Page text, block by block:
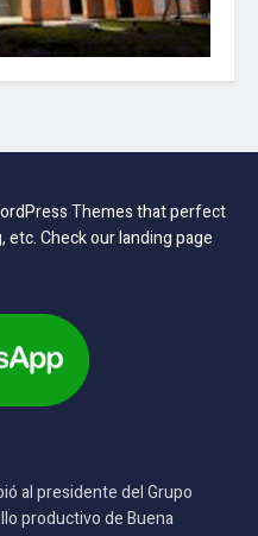
Themes that perfect
Check our landing page
al presidente del Grupo
productivo de Buena